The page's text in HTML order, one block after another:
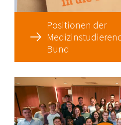
Positionen der
Bund